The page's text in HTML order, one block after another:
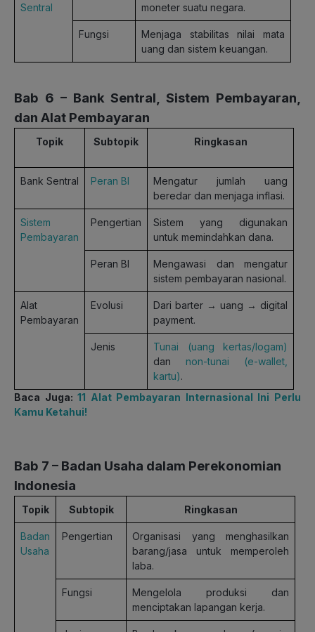
Sentral
moneter suatu negara.
Fungsi
Menjaga stabilitas nilai mata
uang dan sistem keuangan.
Bab 6 – Bank Sentral, Sistem Pembayaran,
dan Alat Pembayaran
Topik Subtopik Ringkasan
Bank Sentral Peran BI
Mengatur jumlah uang
beredar dan menjaga inflasi.
Sistem
Pembayaran
Pengertian
Sistem yang digunakan
untuk memindahkan dana.
Peran BI
Mengawasi dan mengatur
sistem pembayaran nasional.
Alat
Pembayaran
Evolusi
Dari barter → uang → digital
payment.
Jenis
Tunai (uang kertas/logam)
dan non-tunai (e-wallet,
kartu).
Baca Juga:11 Alat Pembayaran Internasional Ini Perlu
Kamu Ketahui!
Bab 7 – Badan Usaha dalam Perekonomian
Indonesia
Topik Subtopik Ringkasan
Badan
Usaha
Pengertian
Organisasi yang menghasilkan
barang/jasa untuk memperoleh
laba.
Fungsi
Mengelola produksi dan
menciptakan lapangan kerja.